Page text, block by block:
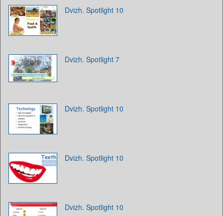
Dvizh. Spotlight 10
Dvizh. Spotlight 7
Dvizh. Spotlight 10
Dvizh. Spotlight 10
Dvizh. Spotlight 10